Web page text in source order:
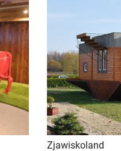
Zjawiskoland